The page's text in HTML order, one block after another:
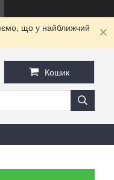
що у найближчий
Кошик